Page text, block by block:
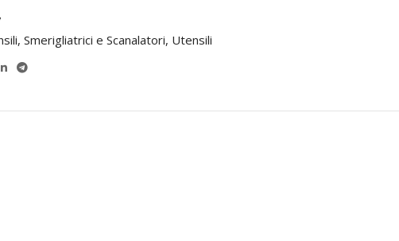
, Smerigliatrici e Scanalatori, Utensili